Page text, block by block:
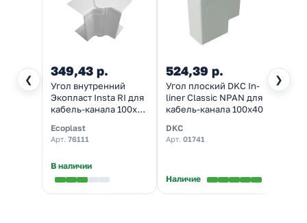
❮ ❯
349,43 р.
Угол внутренний
Экопласт Insta RI для
кабель-канала 100х55
Ecoplast
Арт. 76111
В наличии
524,39 р.
Угол плоский DKC In-
liner Classic NPAN для
кабель-канала 100х40
DKC
Арт. 01741
Наличие